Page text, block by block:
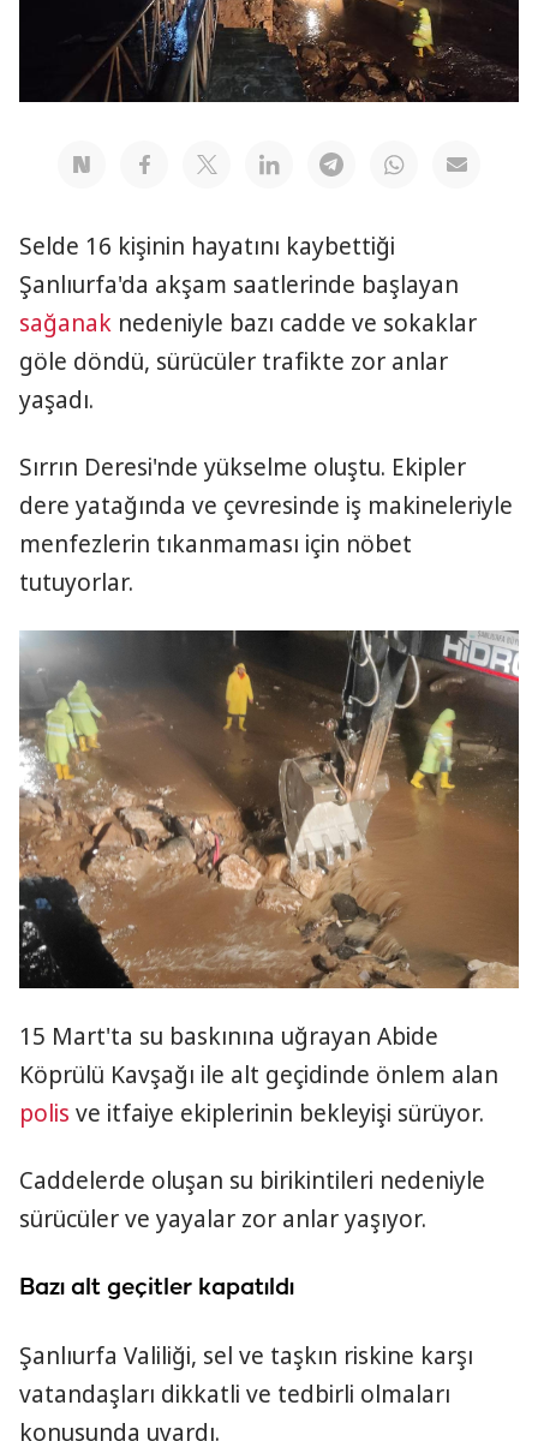
Selde 16 kişinin hayatını kaybettiği
Şanlıurfa'da akşam saatlerinde başlayan
sağanak nedeniyle bazı cadde ve sokaklar
göle döndü, sürücüler trafikte zor anlar
yaşadı.
Sırrın Deresi'nde yükselme oluştu. Ekipler
dere yatağında ve çevresinde iş makineleriyle
menfezlerin tıkanmaması için nöbet
tutuyorlar.
15 Mart'ta su baskınına uğrayan Abide
Köprülü Kavşağı ile alt geçidinde önlem alan
polis ve itfaiye ekiplerinin bekleyişi sürüyor.
Caddelerde oluşan su birikintileri nedeniyle
sürücüler ve yayalar zor anlar yaşıyor.
Bazı alt geçitler kapatıldı
Şanlıurfa Valiliği, sel ve taşkın riskine karşı
vatandaşları dikkatli ve tedbirli olmaları
konusunda uyardı.